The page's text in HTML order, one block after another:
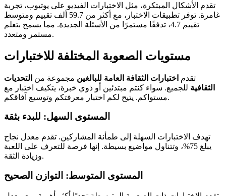
تقدم الأشكال المبتكرة، مثل الاختبارات الفيديو على يوتيوب، تجربة
غامرة. توفر تطبيقات الاختبار، مع أكثر من 59.7 ألف تقييم ومتوسط
تقييم 4.7، تدفقًا مستمرًا من الأسئلة الجديدة. مما يسمح بتعلم
مستمر ومتعدد.
مستويات الصعوبة المختلفة للاختبارات
تقدم اختبارات الثقافة العامة للبالغين مجموعة من التحديات
الثقافية للجميع. سواء كنتم مبتدئين أو ذوي خبرة، يتكيف اختبار مع
مستواكم. يتيح لكم اختبار معرفتكم وتوسيع آفاقكم.
المستوى السهل: للبدء بثقة
تهدف الاختبارات السهلة إلى طمأنة المشاركين. تقدم معدل نجاح
يبلغ 75%، وتتناول مواضيع بسيطة. إنها فرصة للتعرف على اللعبة
وزيادة الثقة.
المستوى المتوسط: التوازن الصحيح